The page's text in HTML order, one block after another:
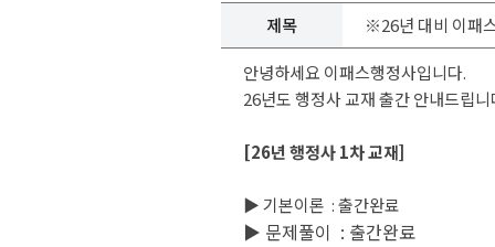
제목 ※26년 대비 이패
안녕하세요 이패스행정사입니다.
26년도 행정사 교재 출간 안내드립니
[26년 행정사 1차 교재]
▶ 기본이론 : 출간완료
▶ 문제풀이 : 출간완료